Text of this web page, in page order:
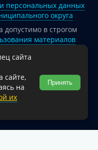
персональных данных
округа
допустимо в строгом
материалов
информации ссылка
обязательна
интернет-портал
округа.
сайта
сайте,
на
их
Принять